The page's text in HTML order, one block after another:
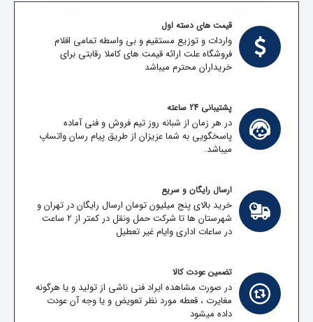
قیمت های دسته اول
واردات و توزیع مستقیم و بی واسطه تمامی اقلام
فروشگاه علت ارائه قیمت های کاملا رقابتی برای
خریداران محترم میباشد
پشتیبانی 24 ساعته
در هر زمان از شبانه روز تیم فروش و فنی آماده
پاسخگویی به شما عزیزان از طریق پیام رسان واتساپ
میباشد.
ارسال رایگان و سریع
خرید بالای پنج میلیون تومان ارسال رایگان در تهران و
شهرستان ها تا شرکت حمل ونقل در کمتر از 2 ساعت
در ساعات اداری وایام غیر تعطیل
تضمین عودت کالا
در صورت مشاهده ایراد فنی ناشی از تولید و یا هرگونه
مغایرت ، قعطه مورد نظر تعویض و یا وجه آن عودت
داده میشود